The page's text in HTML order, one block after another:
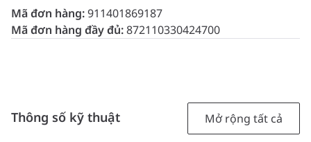
Mã đơn hàng:911401869187
Mã đơn hàng đầy đủ:872110330424700
Thông số kỹ thuật Mở rộng tất cả